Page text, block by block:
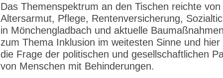
Das Themenspektrum an den Tischen reichte von
Altersarmut, Pflege, Rentenversicherung,
in Mönchengladbach und aktuelle
zum Thema Inklusion im weitesten Sinne und
die Frage der politischen und gesellschaftlichen
von Menschen mit Behinderungen.